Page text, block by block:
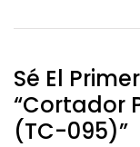
Sé El
“Cortador
(TC-095)”